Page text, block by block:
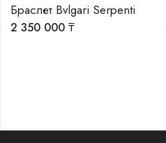
Браслет Bvlgari Serpenti
2 350 000 ₸